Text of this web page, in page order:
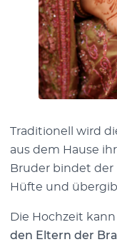
Traditionell wird
aus dem Hause
Bruder bindet der
Hüfte und
Die Hochzeit kann
den Eltern der